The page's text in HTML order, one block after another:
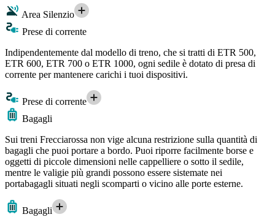
Area Silenzio
Prese di corrente
Indipendentemente dal modello di treno, che si tratti di ETR 500,
ETR 600, ETR 700 o ETR 1000, ogni sedile è dotato di presa di
corrente per mantenere carichi i tuoi dispositivi.
Prese di corrente
Bagagli
Sui treni Frecciarossa non vige alcuna restrizione sulla quantità di
bagagli che puoi portare a bordo. Puoi riporre facilmente borse e
oggetti di piccole dimensioni nelle cappelliere o sotto il sedile,
mentre le valigie più grandi possono essere sistemate nei
portabagagli situati negli scomparti o vicino alle porte esterne.
Bagagli